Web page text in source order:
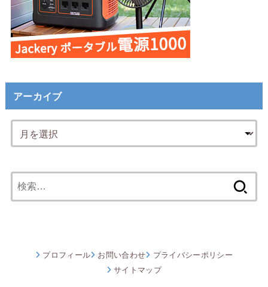
アーカイブ
索:
プロフィール お問い合わせ
プライバシーポリシー
サイトマップ